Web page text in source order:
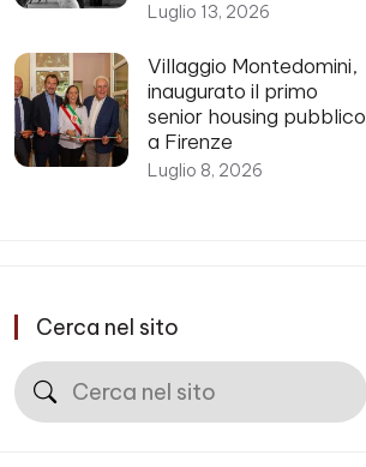
Luglio 13, 2026
Villaggio Montedomini,
inaugurato il primo
senior housing pubblico
a Firenze
Luglio 8, 2026
Cerca nel sito
Cerca